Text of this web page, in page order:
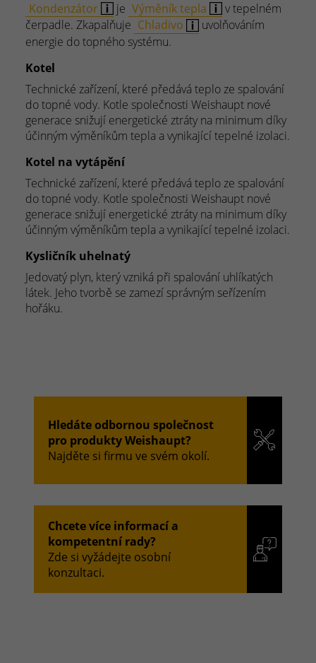
Kondenzátor
je Výměník tepla
v tepelném
čerpadle. Zkapalňuje Chladivo
uvolňováním
energie do topného systému.
Kotel
Technické zařízení, které předává teplo ze spalování
do topné vody. Kotle společnosti Weishaupt nové
generace snižují energetické ztráty na minimum díky
účinným výměníkům tepla a vynikající tepelné izolaci.
Kotel na vytápění
Technické zařízení, které předává teplo ze spalování
do topné vody. Kotle společnosti Weishaupt nové
generace snižují energetické ztráty na minimum díky
účinným výměníkům tepla a vynikající tepelné izolaci.
Kysličník uhelnatý
Jedovatý plyn, který vzniká při spalování uhlíkatých
látek. Jeho tvorbě se zamezí správným seřízením
hořáku.
Hledáte odbornou společnost
pro produkty Weishaupt?
Najděte si firmu ve svém okolí.
Chcete více informací a
kompetentní rady?
Zde si vyžádejte osobní
konzultaci.